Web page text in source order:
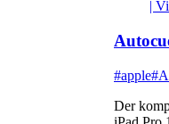
#apple
Der